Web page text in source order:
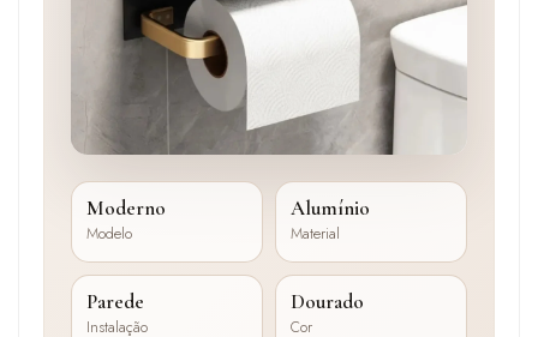
Moderno
Modelo
Alumínio
Material
Parede
Instalação
Dourado
Cor